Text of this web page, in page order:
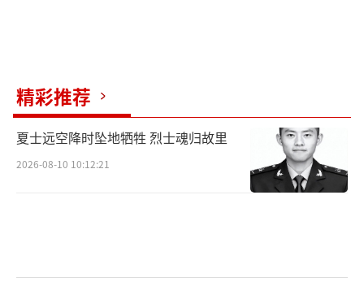
精彩推荐
夏士远空降时坠地牺牲 烈士魂归故里
2026-08-10 10:12:21